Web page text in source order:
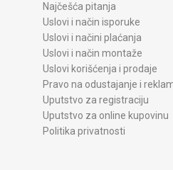
Najčešća pitanja
Uslovi i način isporuke
Uslovi i načini plaćanja
Uslovi i način montaže
Uslovi korišćenja i prodaje
Pravo na odustajanje i
Uputstvo za registraciju
Uputstvo za online kupovinu
Politika privatnosti